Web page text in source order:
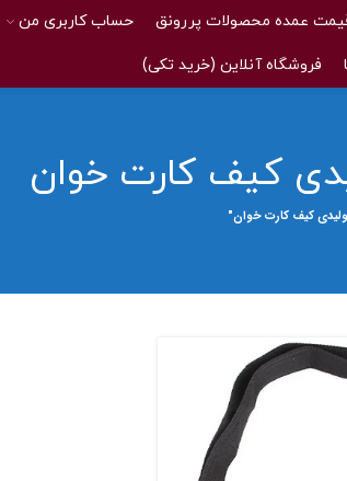
عمده محصولات پررونق حساب کاربری من
فروشگاه آنلاین (خرید تکی)
کیف کارت خوان
کیف کارت خوان"